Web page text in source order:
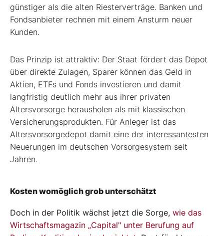
günstiger als die alten Riesterverträge. Banken und
Fondsanbieter rechnen mit einem Ansturm neuer
Kunden.
Das Prinzip ist attraktiv: Der Staat fördert das Depot
über direkte Zulagen, Sparer können das Geld in
Aktien, ETFs und Fonds investieren und damit
langfristig deutlich mehr aus ihrer privaten
Altersvorsorge herausholen als mit klassischen
Versicherungsprodukten. Für Anleger ist das
Altersvorsorgedepot damit eine der interessantesten
Neuerungen im deutschen Vorsorgesystem seit
Jahren.
Kosten womöglich grob unterschätzt
Doch in der Politik wächst jetzt die Sorge, wie das
Wirtschaftsmagazin „Capital" unter Berufung auf